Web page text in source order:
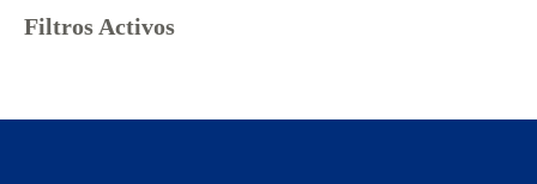
Filtros Activos